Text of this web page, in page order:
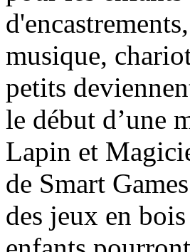
musique,
petits
le début d’une
Lapin et
de Smart
des jeux en